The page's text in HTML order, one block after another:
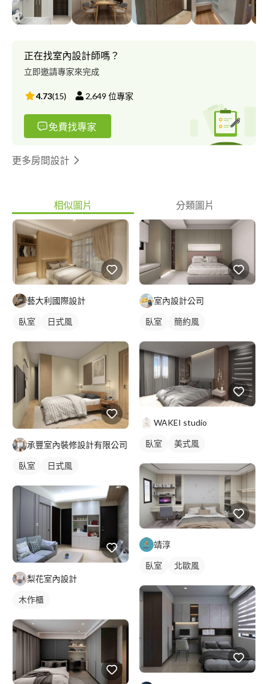
正在找室內設計師嗎？
立即邀請專家來完成
4.73(15) 2,649 位專家
免費找專家
更多房間設計
相似圖片 分類圖片
藝大利國際設計
臥室 日式風
承豐室內裝修設計有限公司
臥室 日式風
梨花室內設計
木作櫃
室內設計公司
臥室 簡約風
WAKEI studio
臥室 美式風
靖淳
臥室 北歐風